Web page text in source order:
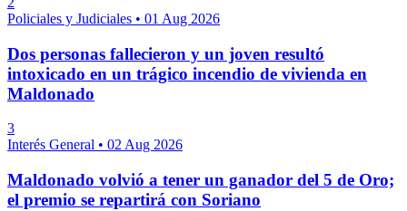
Policiales y Judiciales • 01 Aug 2026
Dos personas fallecieron y un joven resultó
intoxicado en un trágico incendio de vivienda en
Maldonado
3
Interés General • 02 Aug 2026
Maldonado volvió a tener un ganador del 5 de Oro;
el premio se repartirá con Soriano